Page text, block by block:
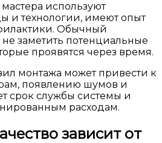
используют
и технологии, имеют опыт
Обычный
заметить потенциальные
проявятся через время.
монтажа может привести к
появлению шумов и
срок службы системы и
расходам.
зависит от